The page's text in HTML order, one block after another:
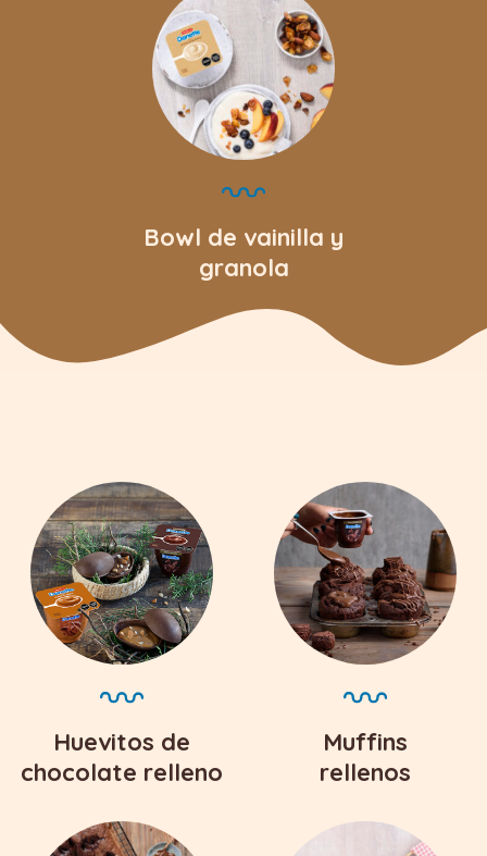
Bowl de vainilla y
granola
Huevitos de
chocolate relleno
Muffins
rellenos